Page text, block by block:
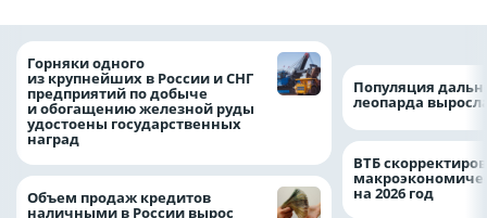
Горняки одного
из крупнейших в России и СНГ
предприятий по добыче
и обогащению железной руды
удостоены государственных
наград
Объем продаж кредитов
наличными в России вырос
Популяция
леопарда
ВТБ
на 2026 год